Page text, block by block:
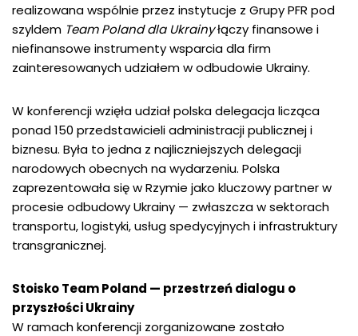
realizowana wspólnie przez instytucje z Grupy PFR pod
szyldem Team Poland dla Ukrainyłączy finansowe i
niefinansowe instrumenty wsparcia dla firm
zainteresowanych udziałem w odbudowie Ukrainy.
W konferencji wzięła udział polska delegacja licząca
ponad 150 przedstawicieli administracji publicznej i
biznesu. Była to jedna z najliczniejszych delegacji
narodowych obecnych na wydarzeniu. Polska
zaprezentowała się w Rzymie jako kluczowy partner w
procesie odbudowy Ukrainy — zwłaszcza w sektorach
transportu, logistyki, usług spedycyjnych i infrastruktury
transgranicznej.
Stoisko Team Poland — przestrzeń dialogu o
przyszłości Ukrainy
W ramach konferencji zorganizowane zostało